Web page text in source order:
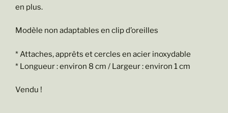
en plus.
Modèle non adaptables en clip d’oreilles
* Attaches, apprêts et cercles en acier inoxydable
* Longueur : environ 8 cm / Largeur : environ 1 cm
Vendu !